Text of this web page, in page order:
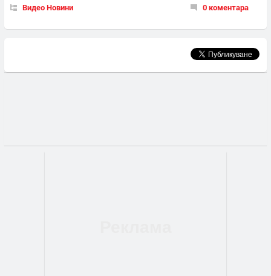
Видео Новини 0 коментара